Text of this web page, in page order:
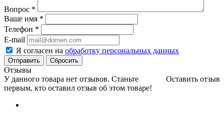
Вопрос *
Ваше имя *
Телефон *
E-mail
Я согласен на обработку персональных данных
Сбросить
Отзывы
Оставить отзыв
У данного товара нет отзывов. Станьте
первым, кто оставил отзыв об этом товаре!